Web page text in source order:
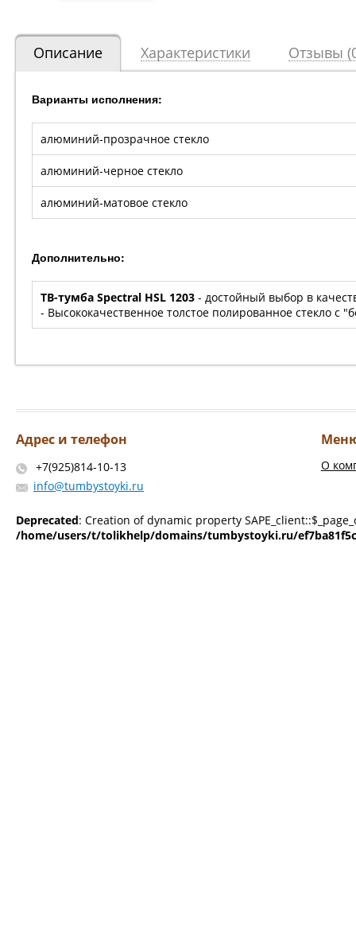
Описание Характеристики Отзывы
Варианты исполнения:
алюминий-прозрачное стекло
алюминий-черное стекло
алюминий-матовое стекло
Дополнительно:
ТВ-тумба Spectral HSL 1203 - достойный выбор в
- Высококачественное толстое полированное стекло с
Адрес и телефон
+7(925)814-10-13
info@tumbystoyki.ru
О
Deprecated: Creation of dynamic property
/home/users/t/tolikhelp/domains/tumbystoyki.ru/